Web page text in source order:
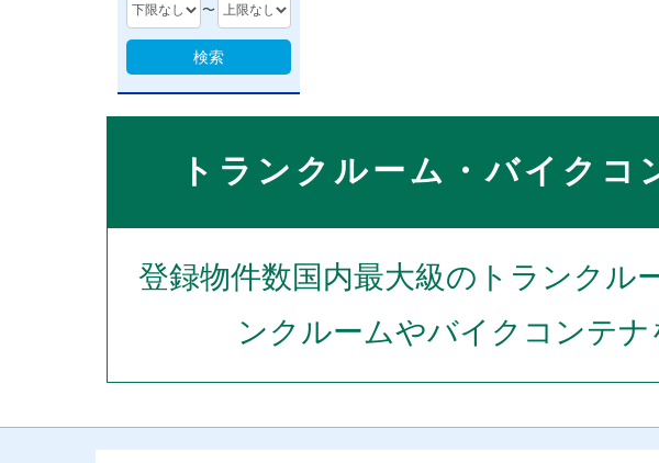
〜
検索
トランクルーム・バイク
登録物件数国内最大級のトランクル
ンクルームやバイクコンテ